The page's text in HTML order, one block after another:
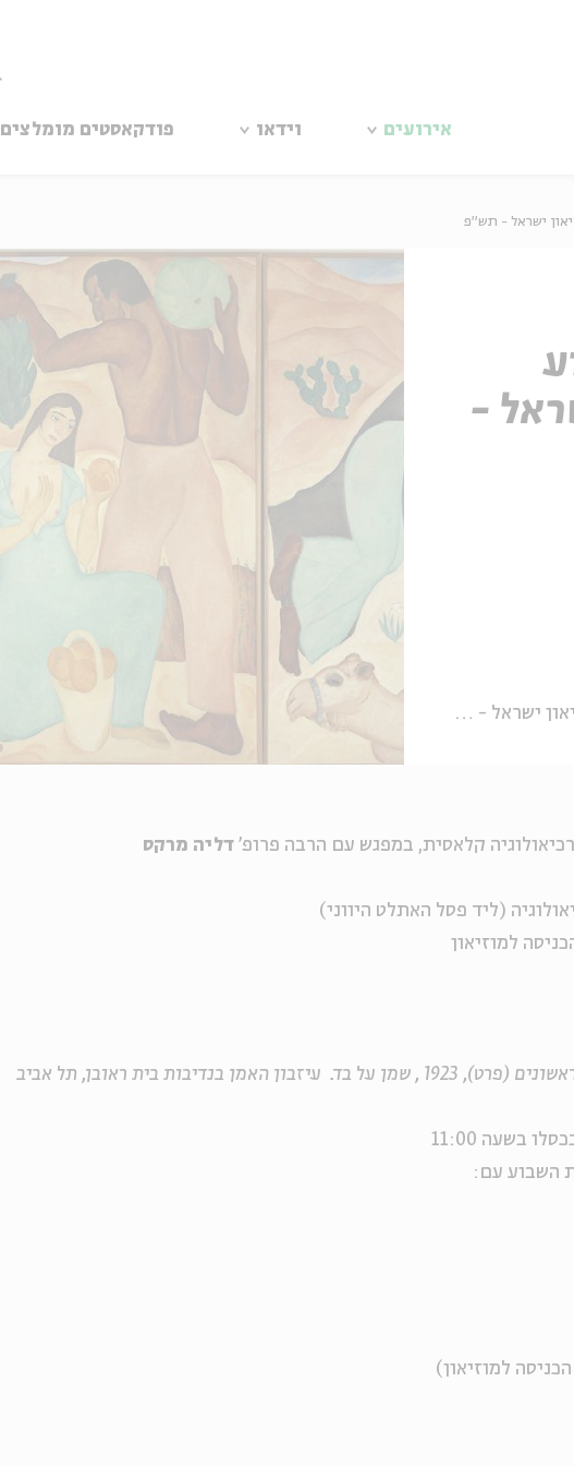
אירועים וידאו פודקאסטים מומלצים
ישראל - תש"פ
-
ישראל - תש"פ
קלאסית, במפגש עם הרבה פרופ' דליה מרקס
(ליד פסל האתלט היווני)
למוזיאון
1923 , שמן על בד. עיזבון האמן בנדיבות בית ראובן, תל אביב
השבוע עם:
למוזיאון)